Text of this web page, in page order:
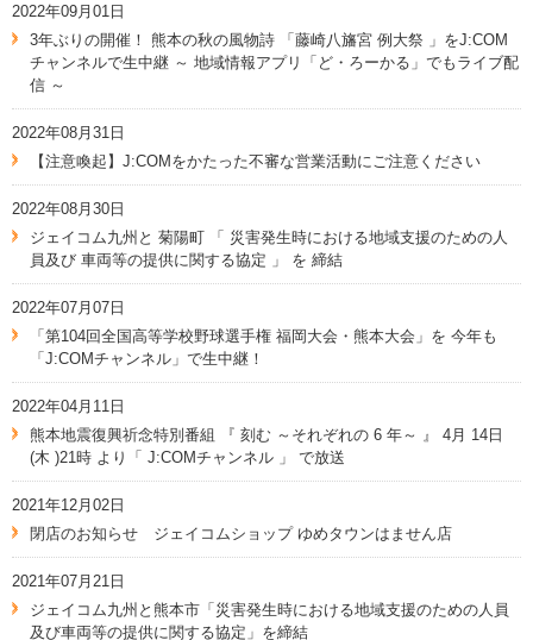
2022年09月01日
3年ぶりの開催！ 熊本の秋の風物詩 「藤崎八旛宮 例大祭 」をJ:COM
チャンネルで生中継 ～ 地域情報アプリ「ど・ろーかる」でもライブ配
信 ～
2022年08月31日
【注意喚起】J:COMをかたった不審な営業活動にご注意ください
2022年08月30日
ジェイコム九州と 菊陽町 「 災害発生時における地域支援のための人
員及び 車両等の提供に関する協定 」 を 締結
2022年07月07日
「第104回全国高等学校野球選手権 福岡大会・熊本大会」を 今年も
「J:COMチャンネル」で生中継！
2022年04月11日
熊本地震復興祈念特別番組 『 刻む ～それぞれの 6 年～ 』 4月 14日
(木 )21時 より「 J:COMチャンネル 」 で放送
2021年12月02日
閉店のお知らせ ジェイコムショップ ゆめタウンはません店
2021年07月21日
ジェイコム九州と熊本市「災害発生時における地域支援のための人員
及び車両等の提供に関する協定」を締結